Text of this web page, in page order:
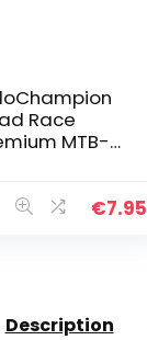
Race
MTB-
voor
€7.95
Description